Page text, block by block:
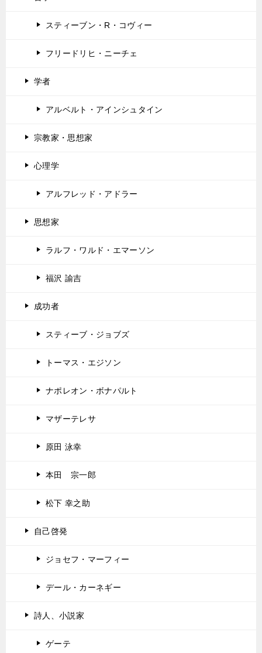
スティーブン・R・コヴィー
フリードリヒ・ニーチェ
学者
アルベルト・アインシュタイン
宗教家・思想家
心理学
アルフレッド・アドラー
思想家
ラルフ・ワルド・エマーソン
福沢 諭吉
成功者
スティーブ・ジョブズ
トーマス・エジソン
ナポレオン・ボナパルト
マザーテレサ
原田 泳幸
本田 宗一郎
松下 幸之助
自己啓発
ジョセフ・マーフィー
デール・カーネギー
詩人、小説家
ゲーテ